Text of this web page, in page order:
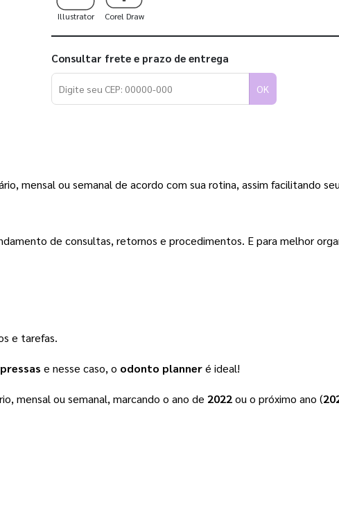
Illustrator Corel Draw
Consultar frete e prazo de entrega
OK
mensal ou semanal de acordo com sua rotina, assim facilitando
de consultas, retornos e procedimentos. E para melhor
e tarefas.
e nesse caso, o odonto planner é ideal!
mensal ou semanal, marcando o ano de 2022 ou o próximo ano (